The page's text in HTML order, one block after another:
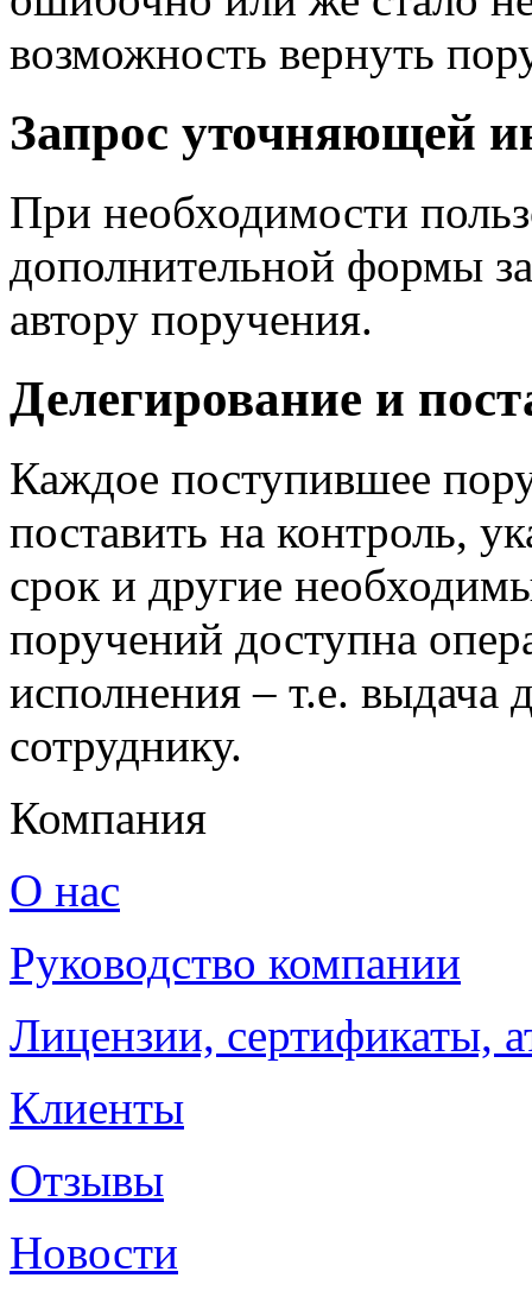
возможность вернуть
Запрос уточняющей
При необходимости
дополнительной формы
автору поручения.
Делегирование и
Каждое поступившее
поставить на контроль,
срок и другие
поручений доступна
исполнения – т.е. выдача
сотруднику.
Компания
О нас
Руководство компании
Лицензии, сертификаты,
Клиенты
Отзывы
Новости